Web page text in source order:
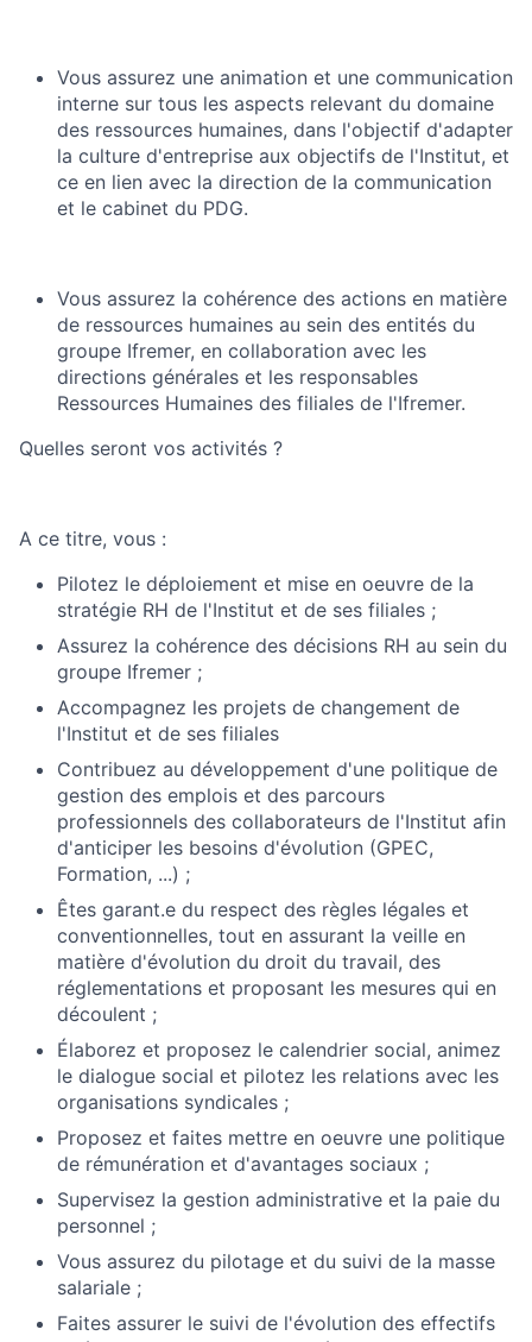
Vous assurez une animation et une communication
interne sur tous les aspects relevant du domaine
des ressources humaines, dans l'objectif d'adapter
la culture d'entreprise aux objectifs de l'Institut, et
ce en lien avec la direction de la communication
et le cabinet du PDG.
Vous assurez la cohérence des actions en matière
de ressources humaines au sein des entités du
groupe Ifremer, en collaboration avec les
directions générales et les responsables
Ressources Humaines des filiales de l'Ifremer.
Quelles seront vos activités ?
A ce titre, vous :
Pilotez le déploiement et mise en oeuvre de la
stratégie RH de l'Institut et de ses filiales ;
Assurez la cohérence des décisions RH au sein du
groupe Ifremer ;
Accompagnez les projets de changement de
l'Institut et de ses filiales
Contribuez au développement d'une politique de
gestion des emplois et des parcours
professionnels des collaborateurs de l'Institut afin
d'anticiper les besoins d'évolution (GPEC,
Formation, ...) ;
Êtes garant.e du respect des règles légales et
conventionnelles, tout en assurant la veille en
matière d'évolution du droit du travail, des
réglementations et proposant les mesures qui en
découlent ;
Élaborez et proposez le calendrier social, animez
le dialogue social et pilotez les relations avec les
organisations syndicales ;
Proposez et faites mettre en oeuvre une politique
de rémunération et d'avantages sociaux ;
Supervisez la gestion administrative et la paie du
personnel ;
Vous assurez du pilotage et du suivi de la masse
salariale ;
Faites assurer le suivi de l'évolution des effectifs